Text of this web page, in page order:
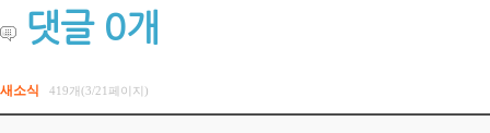
댓글 0개
새소식 419개(3/21페이지)